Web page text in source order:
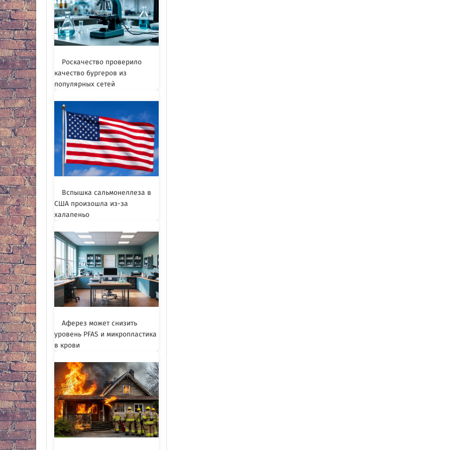
Роскачество проверило
качество бургеров из
популярных сетей
Вспышка сальмонеллеза в
США произошла из-за
халапеньо
Аферез может снизить
уровень PFAS и микропластика
в крови